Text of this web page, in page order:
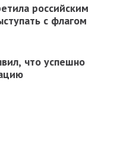
российским
с флагом
что успешно